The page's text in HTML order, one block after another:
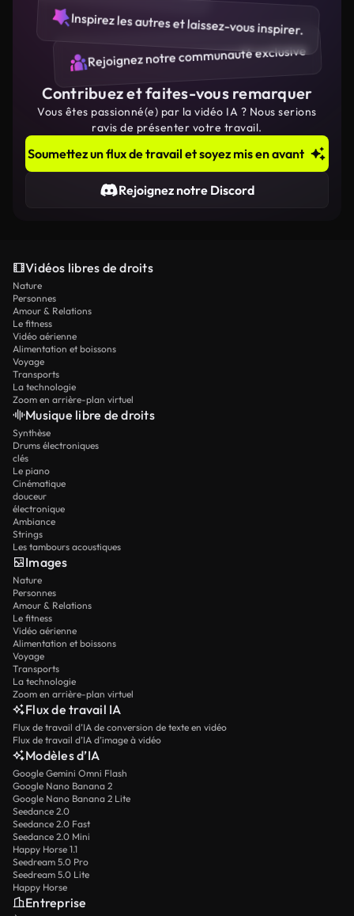
Inspirez les autres et laissez-vous inspirer.
Rejoignez notre communauté exclusive
Contribuez et faites-vous remarquer
Vous êtes passionné(e) par la vidéo IA ? Nous serions
ravis de présenter votre travail.
Soumettez un flux de travail et soyez mis en avant
Rejoignez notre Discord
Vidéos libres de droits
Nature
Personnes
Amour & Relations
Le fitness
Vidéo aérienne
Alimentation et boissons
Voyage
Transports
La technologie
Zoom en arrière-plan virtuel
Musique libre de droits
Synthèse
Drums électroniques
clés
Le piano
Cinématique
douceur
électronique
Ambiance
Strings
Les tambours acoustiques
Images
Nature
Personnes
Amour & Relations
Le fitness
Vidéo aérienne
Alimentation et boissons
Voyage
Transports
La technologie
Zoom en arrière-plan virtuel
Flux de travail IA
Flux de travail d’IA de conversion de texte en vidéo
Flux de travail d’IA d’image à vidéo
Modèles d’IA
Google Gemini Omni Flash
Google Nano Banana 2
Google Nano Banana 2 Lite
Seedance 2.0
Seedance 2.0 Fast
Seedance 2.0 Mini
Happy Horse 1.1
Seedream 5.0 Pro
Seedream 5.0 Lite
Happy Horse
Entreprise